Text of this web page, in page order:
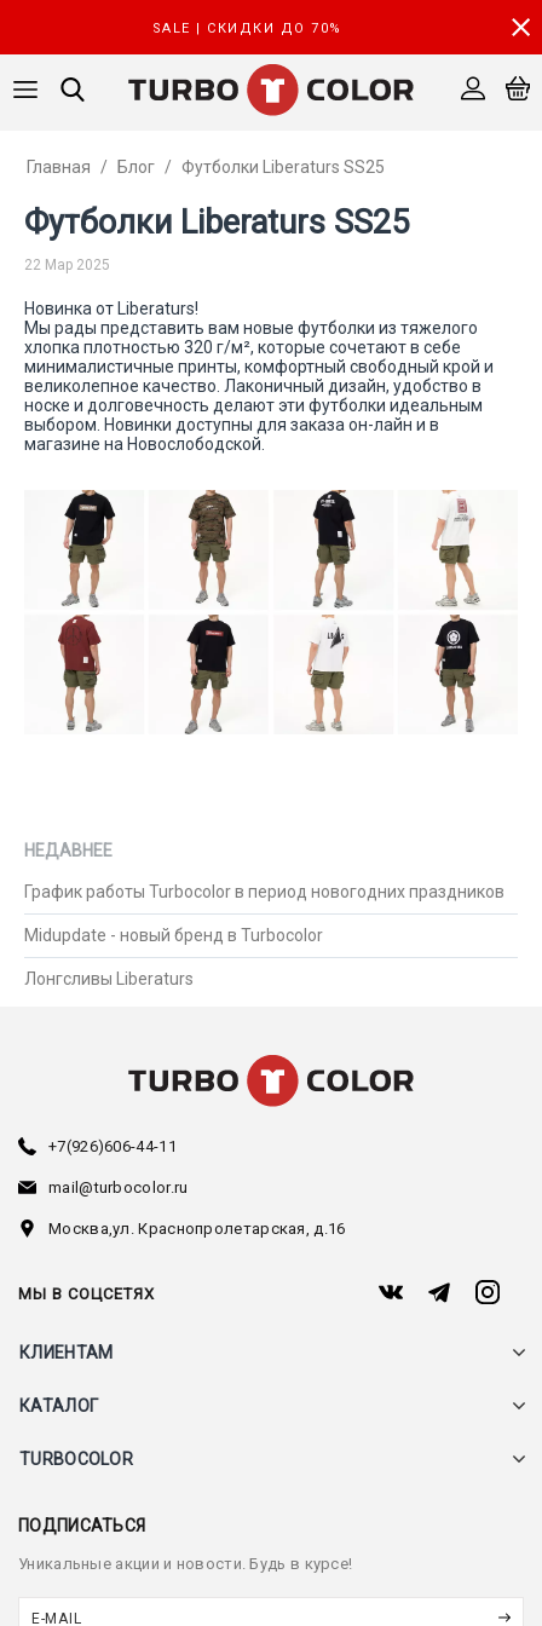
SALE | СКИДКИ ДО 70%
Главная / Блог / Футболки Liberaturs SS25
Футболки Liberaturs SS25
22 Мар 2025
Новинка от Liberaturs!
Мы рады представить вам новые футболки из тяжелого
хлопка плотностью 320 г/м², которые сочетают в себе
минималистичные принты, комфортный свободный крой и
великолепное качество. Лаконичный дизайн, удобство в
носке и долговечность делают эти футболки идеальным
выбором. Новинки доступны для заказа он-лайн и в
магазине на Новослободской.
НЕДАВНЕЕ
График работы Turbocolor в период новогодних праздников
Midupdate - новый бренд в Turbocolor
Лонгсливы Liberaturs
+7(926)606-44-11
mail@turbocolor.ru
Москва,ул. Краснопролетарская, д.16
МЫ В СОЦСЕТЯХ
КЛИЕНТАМ
КАТАЛОГ
TURBOCOLOR
ПОДПИСАТЬСЯ
Уникальные акции и новости. Будь в курсе!